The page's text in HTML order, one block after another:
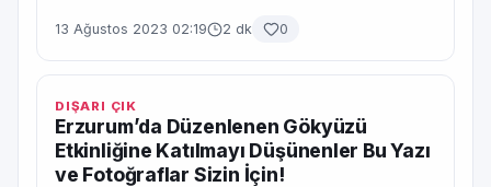
13 Ağustos 2023 02:19 2 dk 0
DIŞARI ÇIK
Erzurum’da Düzenlenen Gökyüzü
Etkinliğine Katılmayı Düşünenler Bu Yazı
ve Fotoğraflar Sizin İçin!